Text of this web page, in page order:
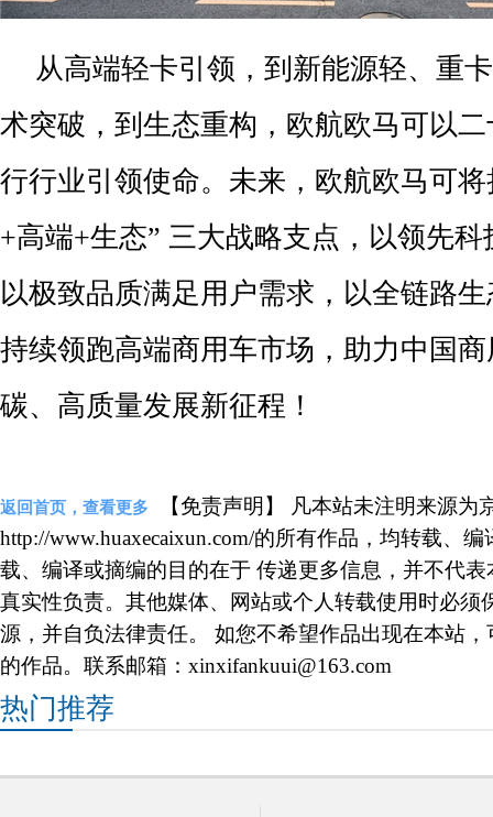
从高端轻卡引领，到新能源轻、重
术突破，到生态重构，欧航欧马可以
行行业引领使命。未来，欧航欧马可
+高端+生态” 三大战略支点，以领先
以极致品质满足用户需求，以全链路
持续领跑高端商用车市场，助力中国
碳、高质量发展新征程！
返回首页，查看更多
【免责声明】 凡本站未注明来源为
http://www.huaxecaixun.com/的所有作品，均转载、
载、编译或摘编的目的在于 传递更多信息，并不代
真实性负责。其他媒体、网站或个人转载使用时必须
源，并自负法律责任。 如您不希望作品出现在本站
的作品。联系邮箱：xinxifankuui@163.com
热门推荐